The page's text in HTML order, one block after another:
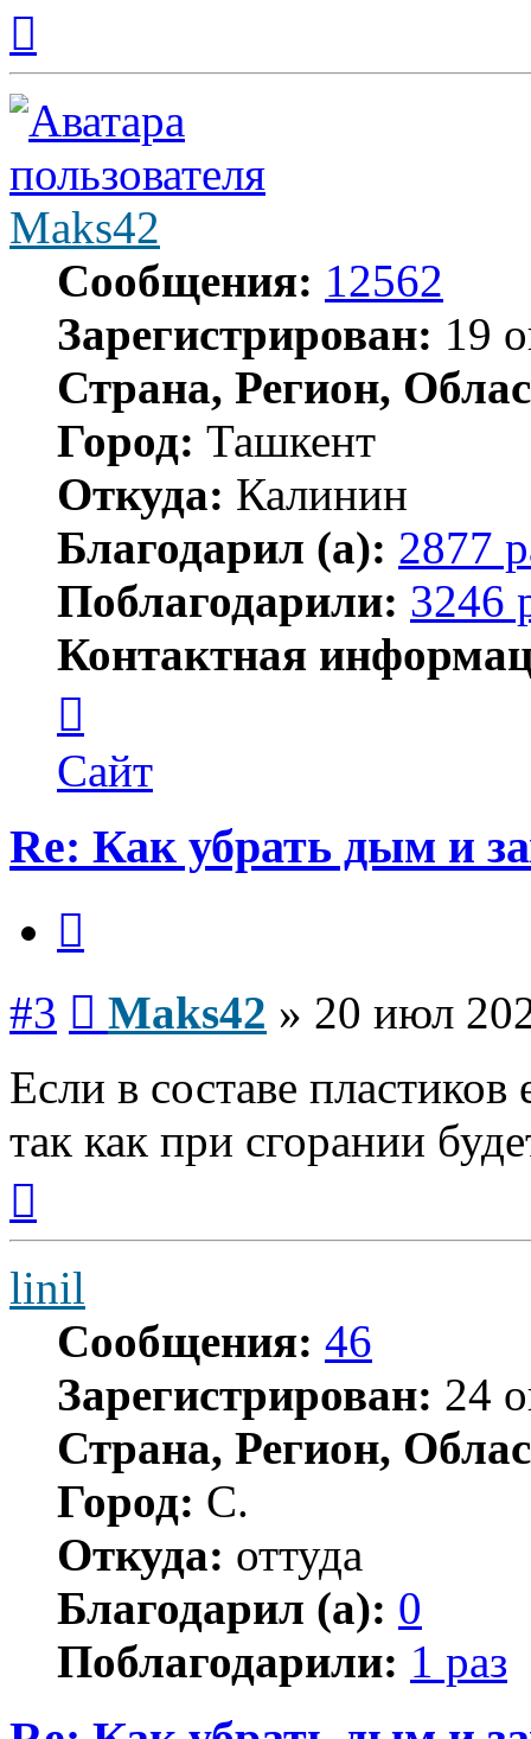
началу
Maks42
Сообщения: 12562
Зарегистрирован: 19
Страна, Регион,
Город: Ташкент
Откуда: Калинин
Благодарил (а): 2877
Поблагодарили: 3246
Контактная
пользователя
Maks42
Сайт
Re: Как убрать дым и
#3 Maks42 » 20 июл
Если в составе
так как при сгорании
началу
linil
Сообщения: 46
Зарегистрирован: 24
Страна, Регион,
Город: С.
Откуда: оттуда
Благодарил (а): 0
Поблагодарили: 1 раз